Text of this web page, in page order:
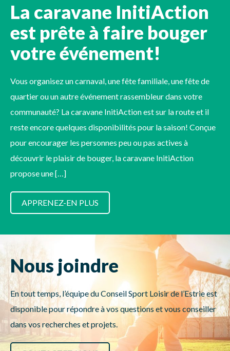
La caravane InitiAction
est prête à faire bouger
votre événement!
Vous organisez un carnaval, une fête familiale, une fête de
quartier ou un autre événement rassembleur dans votre
communauté? La caravane InitiAction est sur la route et il
reste encore quelques disponibilités pour la saison! Conçue
pour encourager les personnes peu ou pas actives à
découvrir le plaisir de bouger, la caravane InitiAction
propose une […]
APPRENEZ-EN PLUS
Nous joindre
En tout temps, l’équipe du Conseil Sport Loisir de l’Estrie est
disponible pour répondre à vos questions et vous conseiller
dans vos recherches et projets.